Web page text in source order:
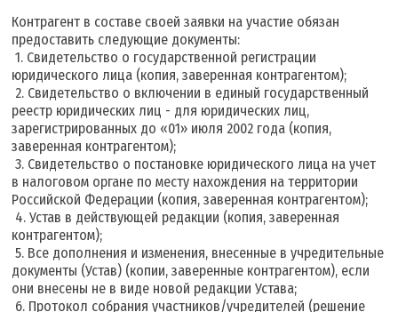
Контрагент в составе своей заявки на участие обязан
предоставить следующие документы:
1. Свидетельство о государственной регистрации
юридического лица (копия, заверенная контрагентом);
2. Свидетельство о включении в единый государственный
реестр юридических лиц - для юридических лиц,
зарегистрированных до «01» июля 2002 года (копия,
заверенная контрагентом);
3. Свидетельство о постановке юридического лица на учет
в налоговом органе по месту нахождения на территории
Российской Федерации (копия, заверенная контрагентом);
4. Устав в действующей редакции (копия, заверенная
контрагентом);
5. Все дополнения и изменения, внесенные в учредительные
документы (Устав) (копии, заверенные контрагентом), если
они внесены не в виде новой редакции Устава;
6. Протокол собрания участников/учредителей (решение